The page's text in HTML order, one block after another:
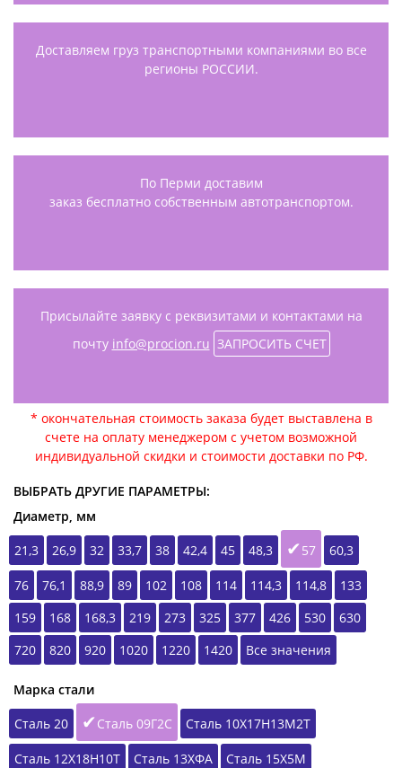
Доставляем груз транспортными компаниями во все
регионы РОССИИ.
По Перми доставим
заказ бесплатно собственным автотранспортом.
Присылайте заявку с реквизитами и контактами на
почту info@procion.ru ЗАПРОСИТЬ СЧЕТ
* окончательная стоимость заказа будет выставлена в
счете на оплату менеджером с учетом возможной
индивидуальной скидки и стоимости доставки по РФ.
ВЫБРАТЬ ДРУГИЕ ПАРАМЕТРЫ:
Диаметр, мм
21,3
26,9 32 33,7 38 42,4 45 48,3 57 60,3
76 76,1 88,9 89 102 108 114 114,3 114,8
133
159
168 168,3 219 273 325 377 426 530
630
720
820 920 1020 1220 1420 Все значения
Марка стали
Сталь 20
Сталь 09Г2С Сталь 10Х17Н13М2Т
Сталь 12Х18Н10Т Сталь 13ХФА
Сталь 15Х5М